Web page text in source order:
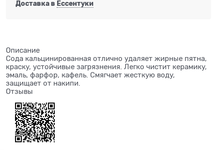
Доставка в Ессентуки
Описание
Сода кальцинированная отлично удаляет жирные пятна,
краску, устойчивые загрязнения. Легко чистит керамику,
эмаль, фарфор, кафель. Смягчает жесткую воду,
защищает от накипи.
Отзывы